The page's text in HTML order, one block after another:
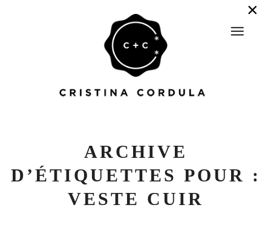
ARCHIVE
D’ÉTIQUETTES POUR :
VESTE CUIR